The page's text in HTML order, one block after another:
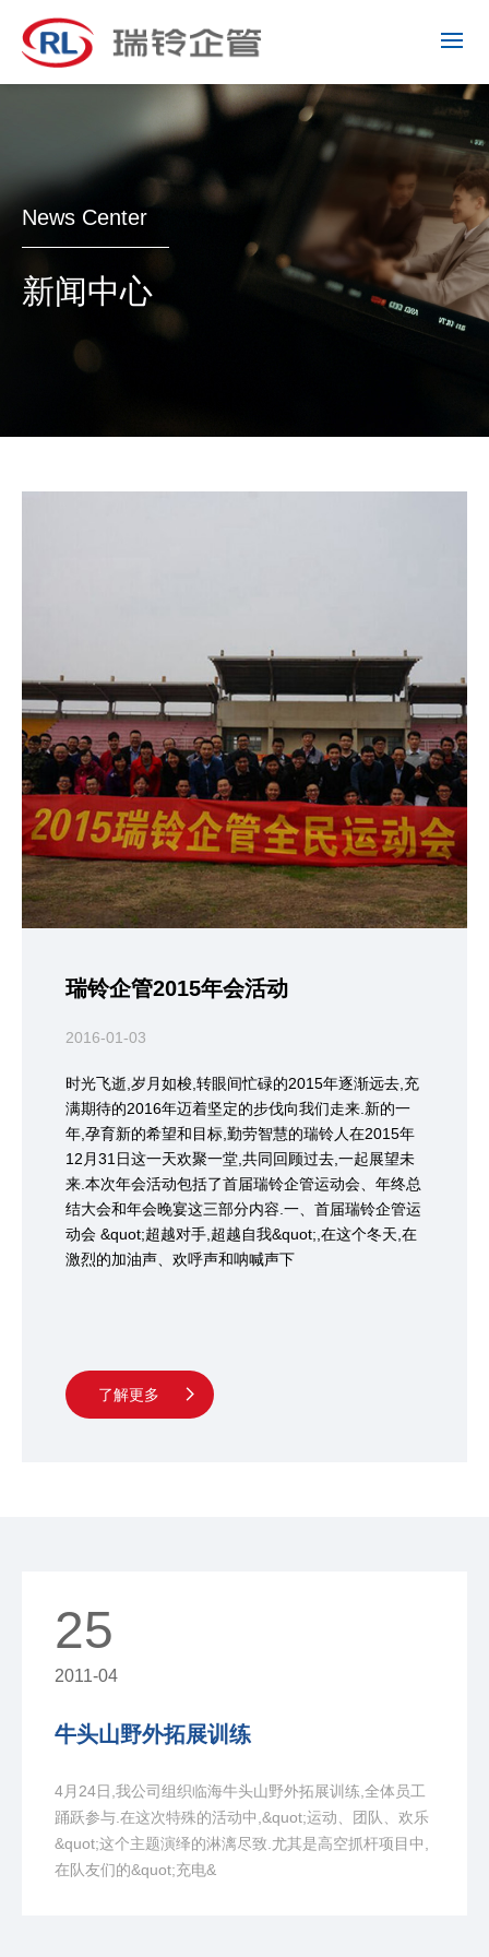
News Center
新闻中心
瑞铃企管2015年会活动
2016-01-03
时光飞逝,岁月如梭,转眼间忙碌的2015年逐渐远去,充
满期待的2016年迈着坚定的步伐向我们走来.新的一
年,孕育新的希望和目标,勤劳智慧的瑞铃人在2015年
12月31日这一天欢聚一堂,共同回顾过去,一起展望未
来.本次年会活动包括了首届瑞铃企管运动会、年终总
结大会和年会晚宴这三部分内容.一、首届瑞铃企管运
动会 &quot;超越对手,超越自我&quot;,在这个冬天,在
激烈的加油声、欢呼声和呐喊声下
了解更多
25
2011-04
牛头山野外拓展训练
4月24日,我公司组织临海牛头山野外拓展训练,全体员工
踊跃参与.在这次特殊的活动中,&quot;运动、团队、欢乐
&quot;这个主题演绎的淋漓尽致.尤其是高空抓杆项目中,
在队友们的&quot;充电&